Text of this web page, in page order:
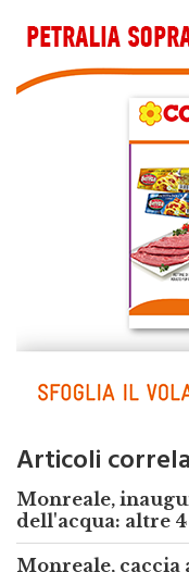
Articoli
Monreale,
dell'acqua: altre 4